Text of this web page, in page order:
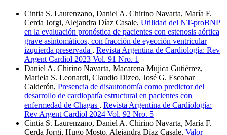
Cintia S. Laurenzano, Daniel A. Chirino Navarta, María F.
Cerda Jorgi, Alejandra Díaz Casale, Utilidad del NT-proBNP
en la evaluación pronóstica de pacientes con estenosis aórtica
grave asintomáticos, con fracción de eyección ventricular
izquierda preservada , Revista Argentina de Cardiología: Rev
Argent Cardiol 2023 Vol. 91 Nro. 1
Daniel A. Chirino Navarta, Macarena Mujica Gutiérrez,
Mariela S. Leonardi, Claudio Dizeo, José G. Escobar
Calderón, Presencia de disautonomía como predictor del
desarrollo de cardiopatía estructural en pacientes con
enfermedad de Chagas , Revista Argentina de Cardiología:
Rev Argent Cardiol 2024 Vol. 92 Nro. 5
Cintia S. Laurenzano, Daniel A. Chirino Navarta, María F.
Cerda Jorgi, Hugo Mosto, Alejandra Díaz Casale, Valor